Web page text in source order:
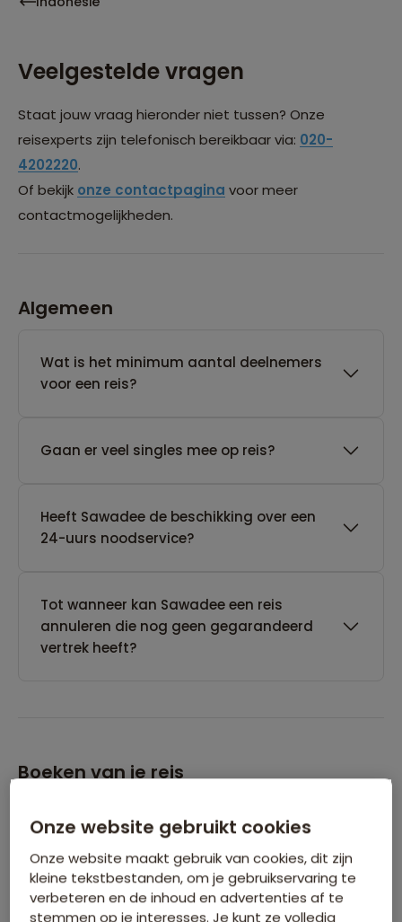
Veelgestelde vragen
Staat jouw vraag hieronder niet tussen? Onze
reisexperts zijn telefonisch bereikbaar via: 020-
4202220.
Of bekijk onze contactpagina voor meer
contactmogelijkheden.
Algemeen
Wat is het minimum aantal deelnemers
voor een reis?
Gaan er veel singles mee op reis?
Heeft Sawadee de beschikking over een
24-uurs noodservice?
Tot wanneer kan Sawadee een reis
annuleren die nog geen gegarandeerd
vertrek heeft?
Boeken van je reis
Wanneer kan ik het beste een reis
Kan ik ook eerst een optie nemen op een
Onze website gebruikt cookies
Onze website maakt gebruik van cookies, dit zijn
kleine tekstbestanden, om je gebruikservaring te
verbeteren en de inhoud en advertenties af te
stemmen op je interesses. Je kunt ze volledig